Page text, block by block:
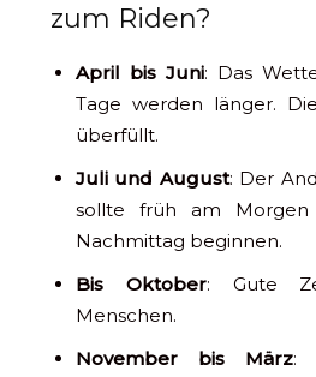
zum Riden?
April bis Juni: Das
Tage werden länger.
überfüllt.
Juli und August: Der
sollte früh am
Nachmittag beginnen.
Bis Oktober: Gute
Menschen.
November bis März: